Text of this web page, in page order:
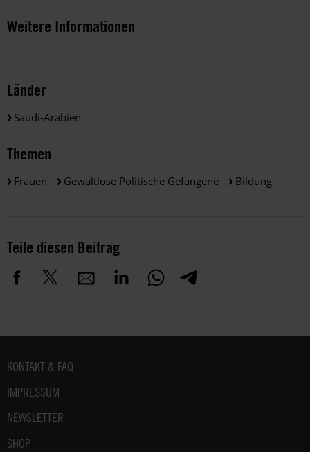
Weitere Informationen
Länder
Saudi-Arabien
Themen
Frauen Gewaltlose Politische Gefangene Bildung
Teile diesen Beitrag
Fußbereich
KONTAKT & FAQ
IMPRESSUM
NEWSLETTER
SHOP